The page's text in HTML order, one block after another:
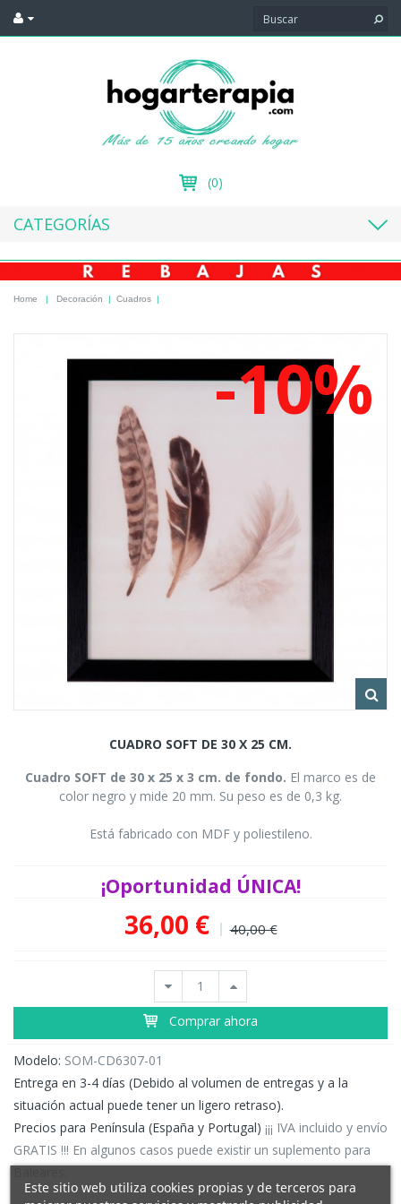
(0)
CATEGORÍAS
Home | Decoración | Cuadros |
-10%
CUADRO SOFT DE 30 X 25 CM.
Cuadro SOFT de 30 x 25 x 3 cm. de fondo. El marco es de
color negro y mide 20 mm. Su peso es de 0,3 kg.
Está fabricado con MDF y poliestileno.
¡Oportunidad ÚNICA!
36,00 € 40,00 €
Comprar ahora
Modelo: SOM-CD6307-01
Entrega en 3-4 días (Debido al volumen de entregas y a la
situación actual puede tener un ligero retraso).
Precios para Península (España y Portugal) ¡¡¡ IVA incluido y envío
GRATIS !!! En algunos casos puede existir un suplemento para
Este sitio web utiliza cookies propias y de terceros para